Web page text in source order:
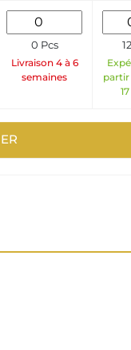
0 Pcs
Livraison 4 à 6
semaines